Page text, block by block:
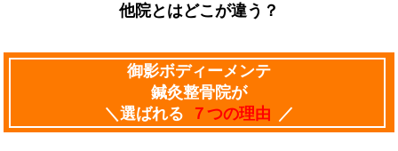
他院とはどこが違う？
御影ボディーメンテ
鍼灸整骨院が
＼選ばれる
７つの理由 ／